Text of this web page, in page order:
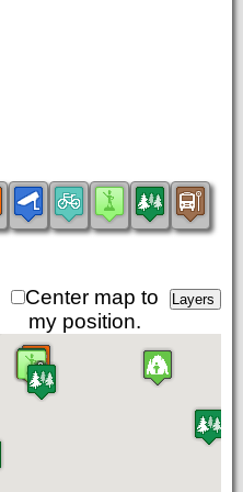
Center map to
my position.